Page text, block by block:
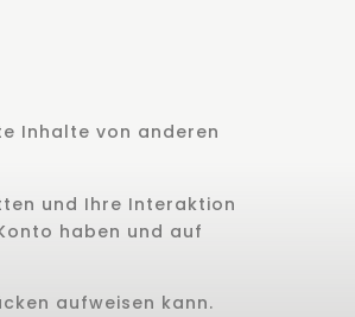
Inhalte von anderen
und Ihre Interaktion
haben und auf
aufweisen kann.